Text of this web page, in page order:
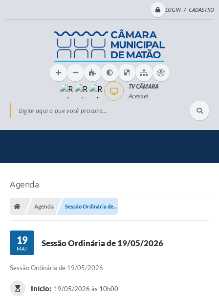
LOGIN / CADASTRO
Digite aqui o que você procura...
TV CÂMARA
Acesse!
Agenda
Agenda Sessão Ordinária de...
19
MAI
Sessão Ordinária de 19/05/2026
Sessão Ordinária de 19/05/2026
Início: 19/05/2026 às 10h00